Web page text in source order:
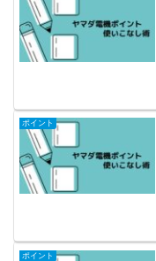
ポイント
ポイント